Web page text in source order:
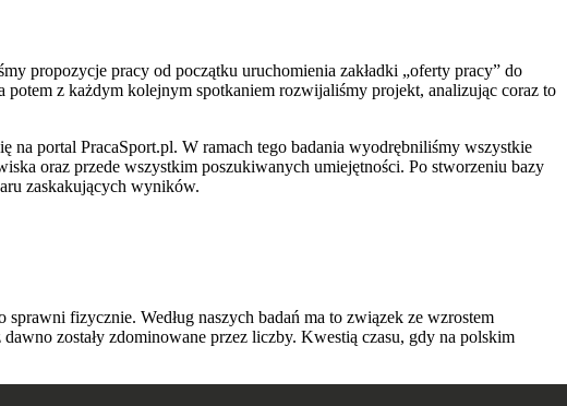
propozycje pracy od początku uruchomienia zakładki „oferty pracy” do
z każdym kolejnym spotkaniem rozwijaliśmy projekt, analizując coraz to
na portal PracaSport.pl. W ramach tego badania wyodrębniliśmy wszystkie
oraz przede wszystkim poszukiwanych umiejętności. Po stworzeniu bazy
zaskakujących wyników.
fizycznie. Według naszych badań ma to związek ze wzrostem
zostały zdominowane przez liczby. Kwestią czasu, gdy na polskim